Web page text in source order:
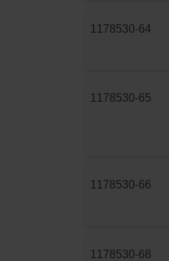
1178530-64
1178530-65
1178530-66
1178530-68